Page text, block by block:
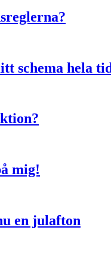
schema hela
mig!
en julafton